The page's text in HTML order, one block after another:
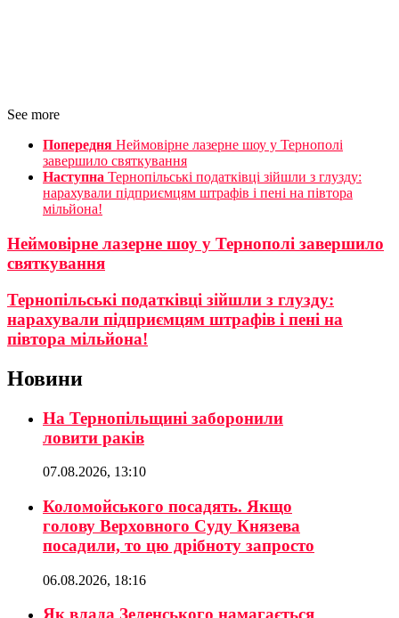
See more
Попередня Неймовірне лазерне шоу у Тернополі
завершило святкування
Наступна Тернопільські податківці зійшли з глузду:
нарахували підприємцям штрафів і пені на півтора
мільйона!
Неймовірне лазерне шоу у Тернополі завершило
святкування
Тернопільські податківці зійшли з глузду:
нарахували підприємцям штрафів і пені на
півтора мільйона!
Новини
На Тернопільщині заборонили
ловити раків
07.08.2026, 13:10
Коломойського посадять. Якщо
голову Верховного Суду Князева
посадили, то цю дрібноту запросто
06.08.2026, 18:16